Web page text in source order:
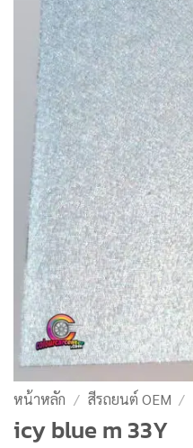
หน้าหลัก / สีรถยนต์ OEM /
icy blue m 33Y